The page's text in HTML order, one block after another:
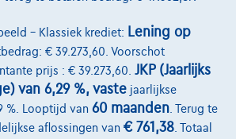
- 2ans/jaar garantie
– Klassiek krediet: Lening op
€ 39.273,60. Voorschot
prijs : € 39.273,60. JKP (Jaarlijks
van 6,29 %, vaste jaarlijkse
%. Looptijd van 60 maanden . Terug te
aflossingen van € 761,38 . Totaal